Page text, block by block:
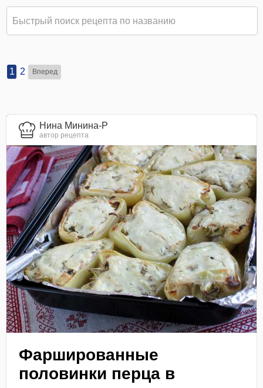
1 2 Вперед
Нина Минина-Р
автор рецепта
Фаршированные
половинки перца в